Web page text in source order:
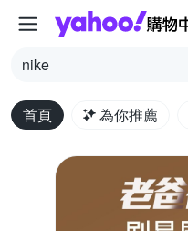
nike
首頁 為你推薦